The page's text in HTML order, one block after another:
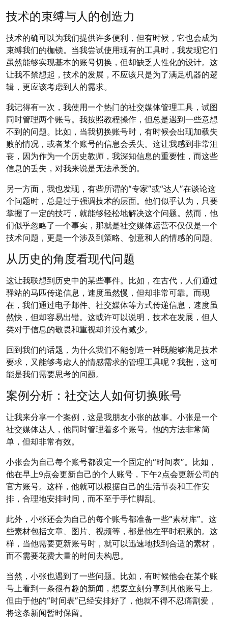
技术的束缚与人的创造力
技术的确可以为我们提供许多便利，但有时候，它也会成为
束缚我们的枷锁。当我尝试使用现有的工具时，我发现它们
虽然能够实现基本的账号切换，但却缺乏人性化的设计。这
让我不禁想起，技术的发展，不应该只是为了满足机器的逻
辑，更应该考虑到人的需求。
我记得有一次，我使用一个热门的社交媒体管理工具，试图
同时管理两个账号。我按照教程操作，但总是遇到一些意想
不到的问题。比如，当我切换账号时，有时候会出现加载失
败的情况，或者某个账号的信息会丢失。这让我感到非常沮
丧，因为作为一个历史教师，我深知信息的重要性，而这些
信息的丢失，对我来说是无法承受的。
另一方面，我也发现，有些所谓的“专家”或“达人”在谈论这
个问题时，总是过于强调技术的层面。他们似乎认为，只要
掌握了一定的技巧，就能够轻松地解决这个问题。然而，他
们似乎忽略了一个事实，那就是社交媒体运营不仅仅是一个
技术问题，更是一个涉及到策略、创意和人的情感的问题。
从历史的角度看现代问题
这让我联想到历史中的某些事件。比如，在古代，人们通过
驿站的马匹传递信息，速度虽然慢，但却非常可靠。而现
在，我们通过电子邮件、社交媒体等方式传递信息，速度虽
然快，但却容易出错。这或许可以说明，技术在发展，但人
类对于信息的敬畏和重视却并没有减少。
回到我们的话题，为什么我们不能创造一种既能够满足技术
要求，又能够考虑人的情感需求的管理工具呢？我想，这可
能是我们需要思考的问题。
案例分析：社交达人如何切换账号
让我来分享一个案例，这是我朋友小张的故事。小张是一个
社交媒体达人，他同时管理着多个账号。他的方法非常简
单，但却非常有效。
小张会为自己每个账号都设定一个固定的“时间表”。比如，
他在早上9点会更新自己的个人账号，下午2点会更新公司的
官方账号。这样，他就可以根据自己的生活节奏和工作安
排，合理地安排时间，而不至于手忙脚乱。
此外，小张还会为自己的每个账号都准备一些“素材库”。这
些素材包括文章、图片、视频等，都是他在平时积累的。这
样，当他需要更新账号时，就可以迅速地找到合适的素材，
而不需要花费大量的时间去构思。
当然，小张也遇到了一些问题。比如，有时候他会在某个账
号上看到一条很有趣的新闻，想要立刻分享到其他账号上。
但由于他的“时间表”已经安排好了，他就不得不忍痛割爱，
将这条新闻暂时保留。